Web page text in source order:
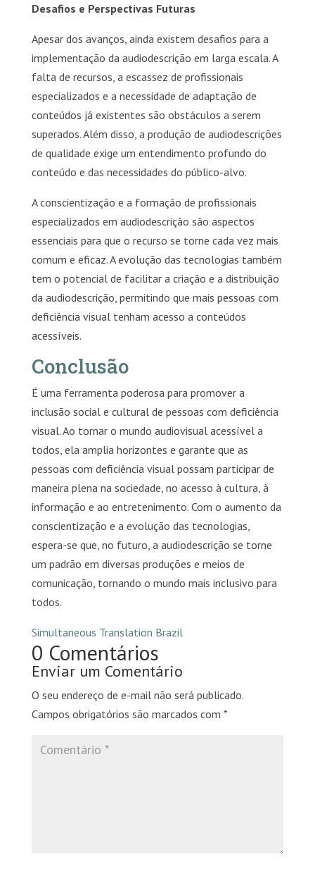
Desafios e Perspectivas Futuras
Apesar dos avanços, ainda existem desafios para a
implementação da audiodescrição em larga escala. A
falta de recursos, a escassez de profissionais
especializados e a necessidade de adaptação de
conteúdos já existentes são obstáculos a serem
superados. Além disso, a produção de audiodescrições
de qualidade exige um entendimento profundo do
conteúdo e das necessidades do público-alvo.
A conscientização e a formação de profissionais
especializados em audiodescrição são aspectos
essenciais para que o recurso se torne cada vez mais
comum e eficaz. A evolução das tecnologias também
tem o potencial de facilitar a criação e a distribuição
da audiodescrição, permitindo que mais pessoas com
deficiência visual tenham acesso a conteúdos
acessíveis.
Conclusão
É uma ferramenta poderosa para promover a
inclusão social e cultural de pessoas com deficiência
visual. Ao tornar o mundo audiovisual acessível a
todos, ela amplia horizontes e garante que as
pessoas com deficiência visual possam participar de
maneira plena na sociedade, no acesso à cultura, à
informação e ao entretenimento. Com o aumento da
conscientização e a evolução das tecnologias,
espera-se que, no futuro, a audiodescrição se torne
um padrão em diversas produções e meios de
comunicação, tornando o mundo mais inclusivo para
todos.
Simultaneous Translation Brazil
0 Comentários
Enviar um Comentário
O seu endereço de e-mail não será publicado.
Campos obrigatórios são marcados com *